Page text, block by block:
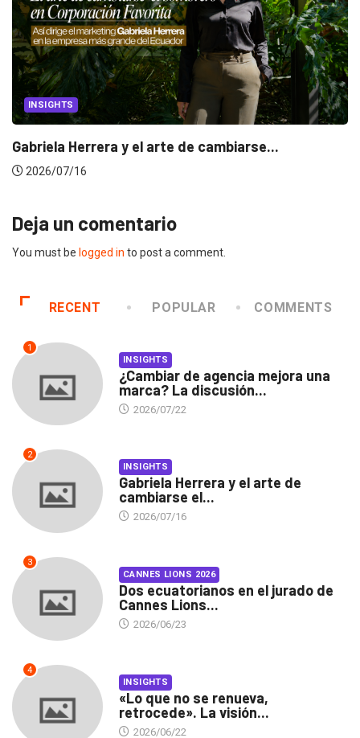
INSIGHTS
Gabriela Herrera y el arte de cambiarse...
2026/07/16
Deja un comentario
You must be logged in to post a comment.
RECENT POPULAR COMMENTS
1
INSIGHTS
¿Cambiar de agencia mejora una
marca? La discusión...
2026/07/22
2
INSIGHTS
Gabriela Herrera y el arte de
cambiarse el...
2026/07/16
3
CANNES LIONS 2026
Dos ecuatorianos en el jurado de
Cannes Lions...
2026/06/23
4
INSIGHTS
«Lo que no se renueva,
retrocede». La visión...
2026/06/22